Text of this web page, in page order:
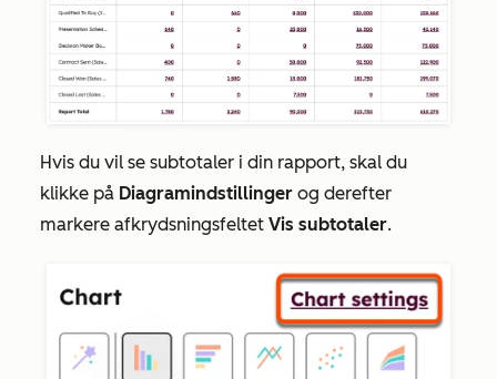
Hvis du vil se subtotaler i din rapport, skal du
klikke på Diagramindstillinger og derefter
markere afkrydsningsfeltet Vis subtotaler.